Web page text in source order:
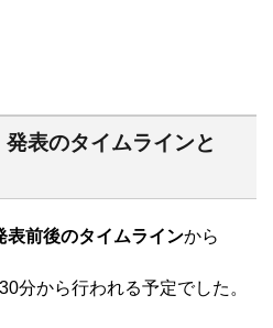
発表のタイムラインと
表前後のタイムラインから
分から行われる予定でした。